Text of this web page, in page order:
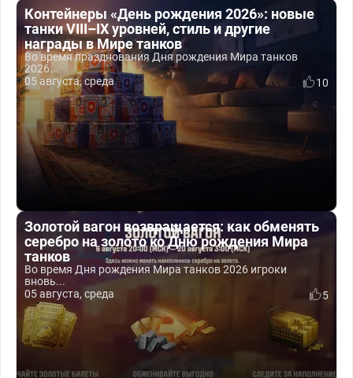
Контейнеры «День рождения 2026»: новые
танки VIII–IX уровней, стиль и другие
награды в Мире танков
Во время празднования Дня рождения Мира танков
2026...
05 августа, среда
10
Золотой вагон возвращается: как обменять
серебро на золото ко Дню рождения Мира
танков
Во время Дня рождения Мира танков 2026 игроки
вновь...
05 августа, среда
5